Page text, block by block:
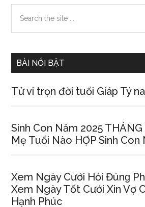
Primary
Sidebar
the
BÀI NỔI BẬT
Tử vi trọn đời tuổi Giáp Tý
Sinh Con Năm 2025
Mẹ Tuổi Nào HỢP Sinh Con
Xem Ngày Cưới Hỏi Đúnɡ
Xem Ngày Tốt Cưới Xin Vợ
Hạnh Phúc